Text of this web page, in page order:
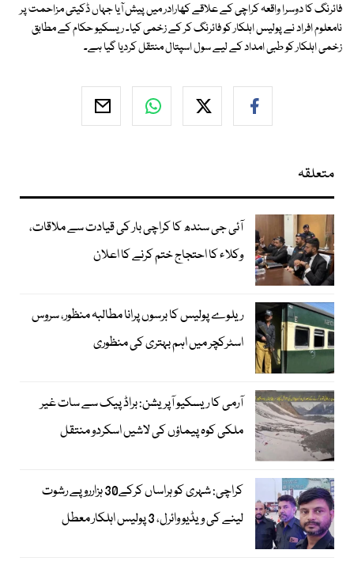
فائرنگ کا دوسرا واقعہ کراچی کے علاقے کھارادر میں پیش آیا جہاں ڈکیتی مزاحمت پر
نامعلوم افراد نے پولیس اہلکار کو فائرنگ کر کے زخمی کیا۔ ریسکیو حکام کے مطابق
زخمی اہلکار کو طبی امداد کے لیے سول اسپتال منتقل کردیا گیا ہے۔
متعلقہ
آئی جی سندھ کا کراچی بار کی قیادت سے ملاقات،
وکلاء کا احتجاج ختم کرنے کا اعلان
ریلوے پولیس کا برسوں پرانا مطالبہ منظور، سروس
اسٹرکچر میں اہم بہتری کی منظوری
آرمی کا ریسکیو آپریشن: براڈ پیک سے سات غیر
ملکی کوہ پیماؤں کی لاشیں اسکردو منتقل
کراچی: شہری کو ہراساں کرکے30 ہزارروپے رشوت
لینے کی ویڈیو وائرل، 3 پولیس اہلکار معطل